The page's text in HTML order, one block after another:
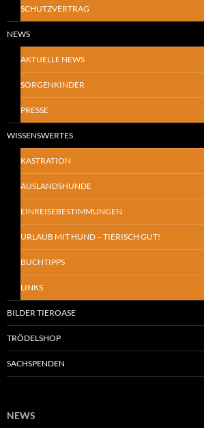
SCHUTZVERTRAG
NEWS
AKTUELLE NEWS
SORGENKINDER
PRESSE
WISSENSWERTES
KASTRATION
AUSLANDSHUNDE
EINREISEBESTIMMUNGEN
URLAUB MIT HUND – TIERISCH GUT!
BUCHTIPPS
LINKS
BILDER TIEROASE
TRÖDELSHOP
SACHSPENDEN
NEWS